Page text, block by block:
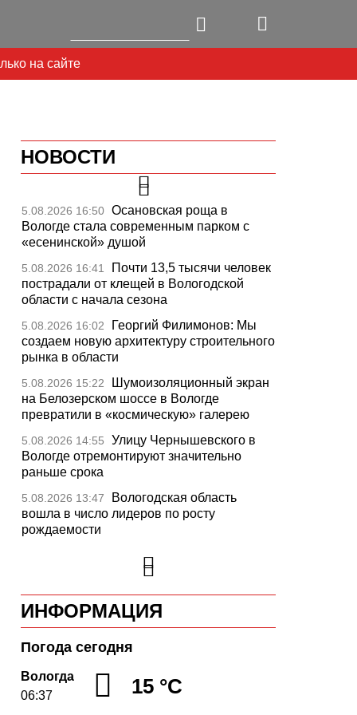
на сайте
НОВОСТИ
5.08.2026 16:50 Осановская роща в
Вологде стала современным парком с
«есенинской» душой
5.08.2026 16:41
Почти 13,5 тысячи человек
пострадали от клещей в Вологодской
области с начала сезона
5.08.2026 16:02
Георгий Филимонов: Мы
создаем новую архитектуру строительного
рынка в области
5.08.2026 15:22
Шумоизоляционный экран
на Белозерском шоссе в Вологде
превратили в «космическую» галерею
5.08.2026 14:55
Улицу Чернышевского в
Вологде отремонтируют значительно
раньше срока
5.08.2026 13:47
Вологодская область
вошла в число лидеров по росту
рождаемости
В День физкультурника
массовые зарядки пройдут во всех
5.08.2026 12:37
26 тысяч идей для
развития региона подали вологжане
через чат-бот
5.08.2026 12:08
общественные наблюдатели на выборах
пройдут учебу
ИНФОРМАЦИЯ
Погода сегодня
Вологда
06:37
15 °C